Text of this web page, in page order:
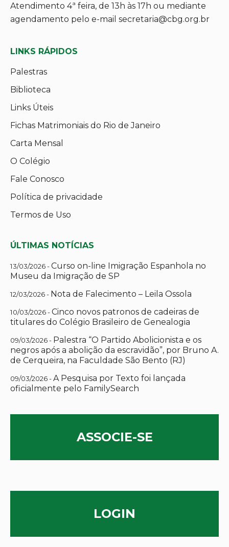
Atendimento 4ª feira, de 13h às 17h ou mediante
agendamento pelo e-mail secretaria@cbg.org.br
LINKS RÁPIDOS
Palestras
Biblioteca
Links Úteis
Fichas Matrimoniais do Rio de Janeiro
Carta Mensal
O Colégio
Fale Conosco
Política de privacidade
Termos de Uso
ÚLTIMAS NOTÍCIAS
13/03/2026 -Curso on-line Imigração Espanhola no
Museu da Imigração de SP
12/03/2026 - Nota de Falecimento – Leila Ossola
10/03/2026 -Cinco novos patronos de cadeiras de
titulares do Colégio Brasileiro de Genealogia
09/03/2026 - Palestra “O Partido Abolicionista e os
negros após a abolição da escravidão”, por Bruno A.
de Cerqueira, na Faculdade São Bento (RJ)
09/03/2026 -A Pesquisa por Texto foi lançada
oficialmente pelo FamilySearch
ASSOCIE-SE
LOGIN